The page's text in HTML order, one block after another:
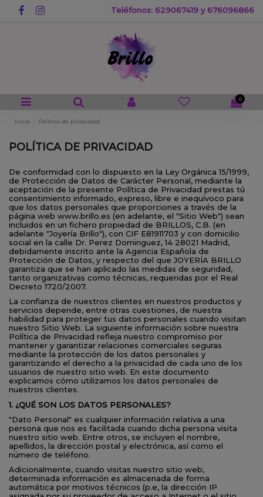
Teléfonos: 629067419 y 676096866
0
Inicio Política de privacidad
POLÍTICA DE PRIVACIDAD
De conformidad con lo dispuesto en la Ley Orgánica 15/1999,
de Protección de Datos de Carácter Personal, mediante la
aceptación de la presente Política de Privacidad prestas tú
consentimiento informado, expreso, libre e inequívoco para
que los datos personales que proporciones a través de la
página web www.brillo.es (en adelante, el "Sitio Web") sean
incluidos en un fichero propiedad de BRILLOS, C.B. (en
adelante "Joyería Brillo"), con CIF E81911703 y con domicilio
social en la calle Dr. Perez Dominguez, 14 28021 Madrid,
debidamente inscrito ante la Agencia Española de
Protección de Datos, y respecto del que JOYERÍA BRILLO
garantiza que se han aplicado las medidas de seguridad,
tanto organizativas como técnicas, requeridas por el Real
Decreto 1720/2007.
La confianza de nuestros clientes en nuestros productos y
servicios depende, entre otras cuestiones, de nuestra
habilidad para proteger tus datos personales cuando visitan
nuestro Sitio Web. La siguiente información sobre nuestra
Política de Privacidad refleja nuestro compromiso por
mantener y garantizar relaciones comerciales seguras
mediante la protección de los datos personales y
garantizando el derecho a la privacidad de cada uno de los
usuarios de nuestro sitio web. En este documento
explicamos cómo utilizamos los datos personales de
nuestros clientes.
1. ¿QUÉ SON LOS DATOS PERSONALES?
"Dato Personal" es cualquier información relativa a una
persona que nos es facilitada cuando dicha persona visita
nuestro sitio web. Entre otros, se incluyen el nombre,
apellidos, la dirección postal y electrónica, así como el
número de teléfono.
Adicionalmente, cuando visitas nuestro sitio web,
determinada información es almacenada de forma
automática por motivos técnicos (p.e, la dirección IP